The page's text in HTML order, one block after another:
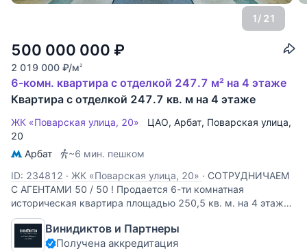
1/ 21
500 000 000 ₽
2 019 000 ₽/м2
6-комн. квартира с отделкой 247.7 м² на 4 этаже
Квартира с отделкой 247.7 кв. м на 4 этаже
ЖК «Поварская улица, 20» ЦАО, Арбат, Поварская улица,
20
Арбат
~6 мин. пешком
ID: 234812 · ЖК «Поварская улица, 20» · СОТРУДНИЧАЕМ
С АГЕНТАМИ 50 / 50 ! Продается 6-ти комнатная
историческая квартира площадью 250,5 кв. м. на 4 этаже
бывшего дореволюционного доходного дома, являющимся
выявленным объектом культурного наследия. Квартира на
три стороны, вид из всех
Винидиктов и Партнеры
Получена аккредитация